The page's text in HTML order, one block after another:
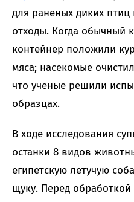
для раненых диких
отходы. Когда обычный
контейнер положили
мяса; насекомые
что ученые решили
образцах.
В ходе исследования
останки 8 видов
египетскую летучую
щуку. Перед